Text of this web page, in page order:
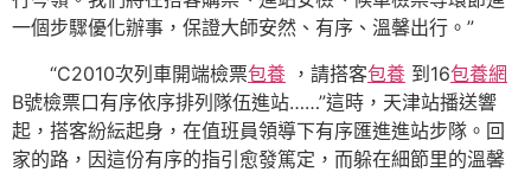
一個步驟優化辦事，保證大師安然、有序、溫馨出行。”
“C2010次列車開端檢票包養 ，請搭客包養 到16包養網
B號檢票口有序依序排列隊伍進站……”這時，天津站播送響
起，搭客紛紜起身，在值班員領導下有序匯進進站步隊。回
家的路，因這份有序的指引愈發篤定，而躲在細節里的溫馨